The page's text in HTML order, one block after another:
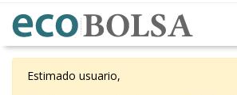
Estimado usuario,